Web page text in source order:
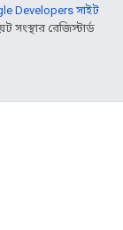
Developers সাইট
রেজিস্টার্ড